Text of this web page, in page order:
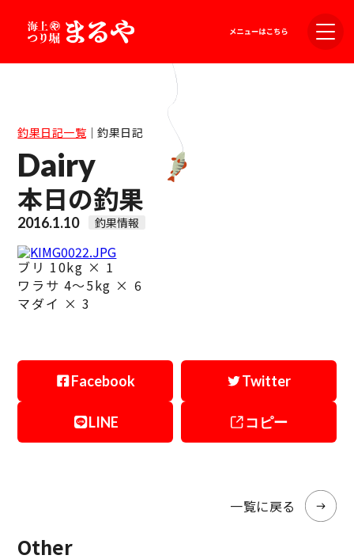
釣果日記一覧｜釣果日記
Dairy
本日の釣果
2016.1.10 釣果情報
ブリ 10kg × 1
ワラサ 4～5kg × 6
マダイ × 3
Facebook Twitter
LINE コピー
一覧に戻る
Other